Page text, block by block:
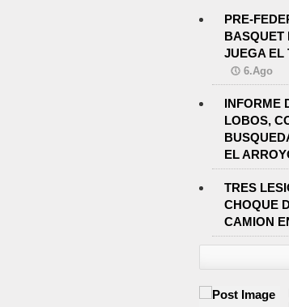
PRE-
BASQUET
JUEGA EL
6.Ago
INFORME
LOBOS,
EL
TRES
CHOQUE
CAMION